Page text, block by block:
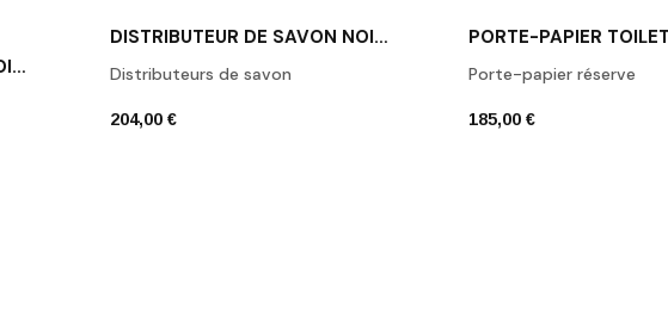
PORTE-PAPIER TOILETTE NOIR BROSSÉ N1909-BCB
DISTRIBUTEUR DE SAVON NOIR BROSSÉ N1926-BCB
Distributeurs de savon
204,00 €
Porte-papier réserve
185,00 €